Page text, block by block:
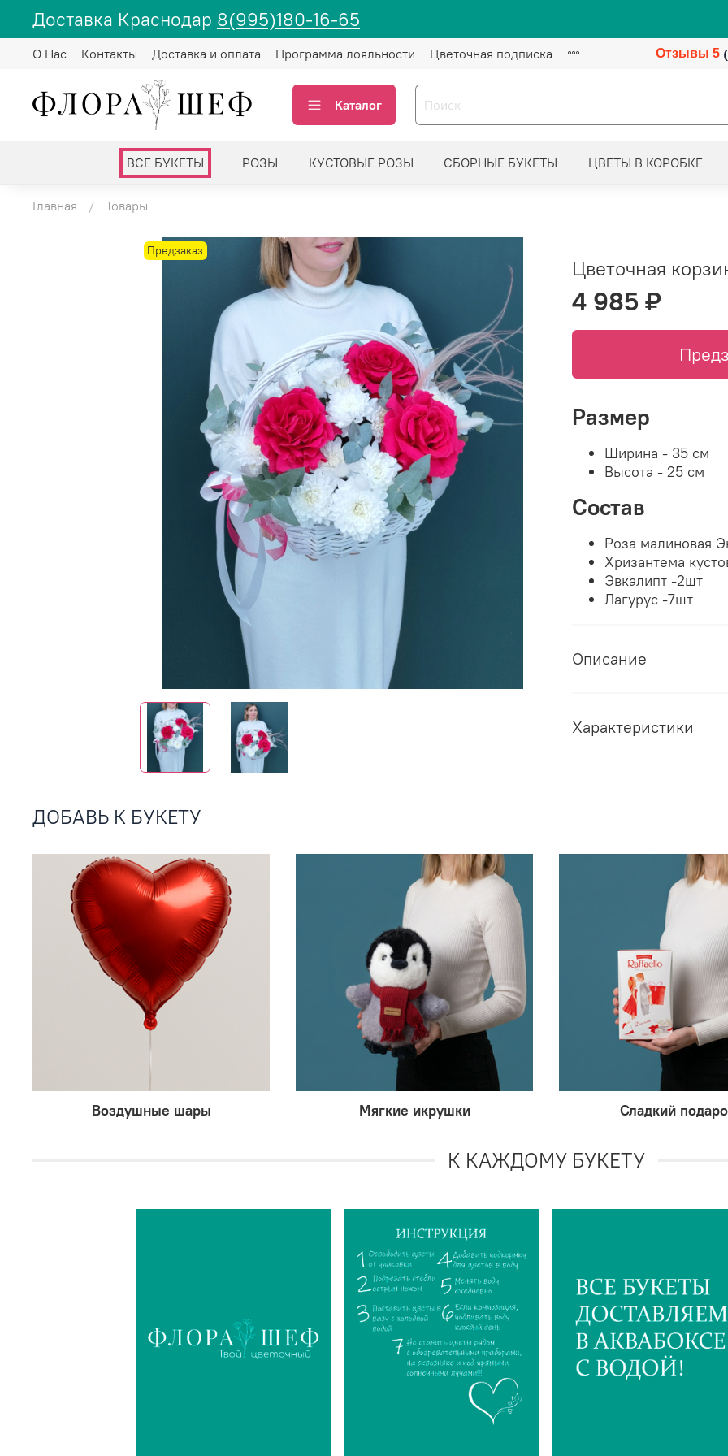
Доставка Краснодар 8(995)180-16-65
О Нас Контакты Доставка и оплата Программа лояльности Цветочная подписка Отзывы 5
Каталог
ВСЕ БУКЕТЫ РОЗЫ КУСТОВЫЕ РОЗЫ СБОРНЫЕ БУКЕТЫ ЦВЕТЫ В КОРОБКЕ
Главная Товары
Предзаказ
Цветочная
4 985 ₽
Размер
Ширина - 35 см
Высота - 25 см
Состав
Роза малиновая
Хризантема
Эвкалипт -2шт
Лагурус -7шт
Описание
Характеристики
ДОБАВЬ К БУКЕТУ
Воздушные шары Мягкие икрушки Сладкий
К КАЖДОМУ БУКЕТУ